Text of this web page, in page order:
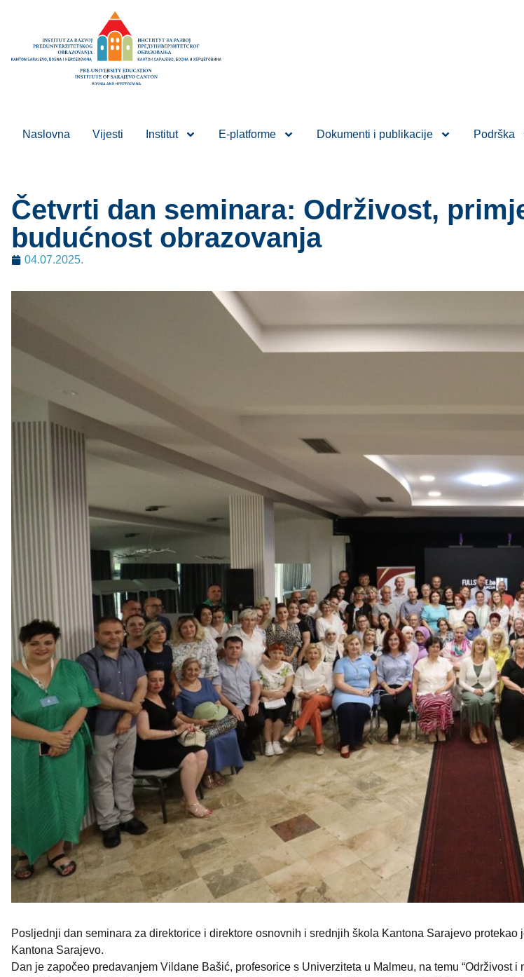
Naslovna Vijesti Institut E-platforme Dokumenti i publikacije Podrška
Četvrti dan seminara: Održivost,
budućnost obrazovanja
04.07.2025.
Posljednji dan seminara za direktorice i direktore osnovnih i srednjih škola Kantona Sarajevo
Kantona Sarajevo.
Dan je započeo predavanjem Vildane Bašić, profesorice s Univerziteta u Malmeu, na temu